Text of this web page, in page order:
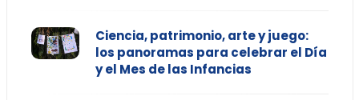
Ciencia, patrimonio, arte y juego:
los panoramas para celebrar el Día
y el Mes de las Infancias